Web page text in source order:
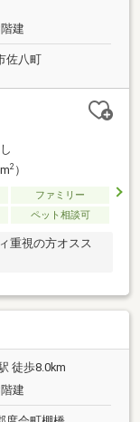
建
佐八町
2）
ファミリー
ペット相談可
重視の方オスス
徒歩8.0km
建